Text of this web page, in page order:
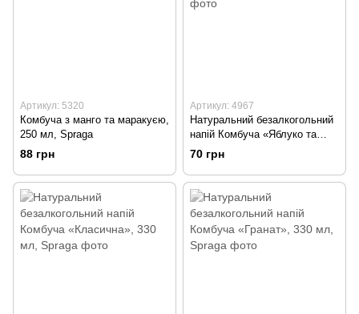
Артикул: 5320
Комбуча з манго та маракуєю,
250 мл, Spraga
88 грн
Артикул: 4967
Натуральний безалкогольний
напій Комбуча «Яблуко та
груша», 330 мл, Spraga
70 грн